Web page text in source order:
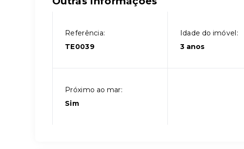
Referência:
TE0039
Idade do imóvel:
3 anos
Próximo ao mar:
Sim